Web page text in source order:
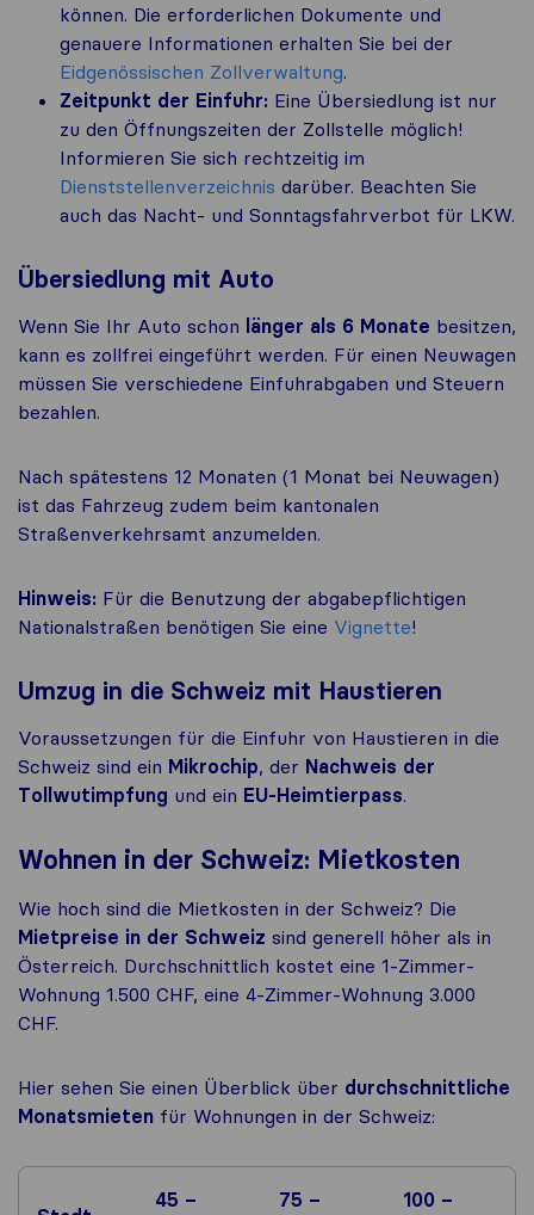
können. Die erforderlichen Dokumente und
genauere Informationen erhalten Sie bei der
Eidgenössischen Zollverwaltung.
Zeitpunkt der Einfuhr: Eine Übersiedlung ist nur
zu den Öffnungszeiten der Zollstelle möglich!
Informieren Sie sich rechtzeitig im
Dienststellenverzeichnis darüber. Beachten Sie
auch das Nacht- und Sonntagsfahrverbot für LKW.
Übersiedlung mit Auto
Wenn Sie Ihr Auto schon länger als 6 Monate besitzen,
kann es zollfrei eingeführt werden. Für einen Neuwagen
müssen Sie verschiedene Einfuhrabgaben und Steuern
bezahlen.
Nach spätestens 12 Monaten (1 Monat bei Neuwagen)
ist das Fahrzeug zudem beim kantonalen
Straßenverkehrsamt anzumelden.
Hinweis: Für die Benutzung der abgabepflichtigen
Nationalstraßen benötigen Sie eine Vignette!
Umzug in die Schweiz mit Haustieren
Voraussetzungen für die Einfuhr von Haustieren in die
Schweiz sind ein Mikrochip, der Nachweis der
Tollwutimpfung und ein EU-Heimtierpass.
Wohnen in der Schweiz: Mietkosten
Wie hoch sind die Mietkosten in der Schweiz? Die
Mietpreise in der Schweiz sind generell höher als in
Österreich. Durchschnittlich kostet eine 1-Zimmer-
Wohnung 1.500 CHF, eine 4-Zimmer-Wohnung 3.000
CHF.
Hier sehen Sie einen Überblick über durchschnittliche
Monatsmieten für Wohnungen in der Schweiz:
45 – 75 – 100 –